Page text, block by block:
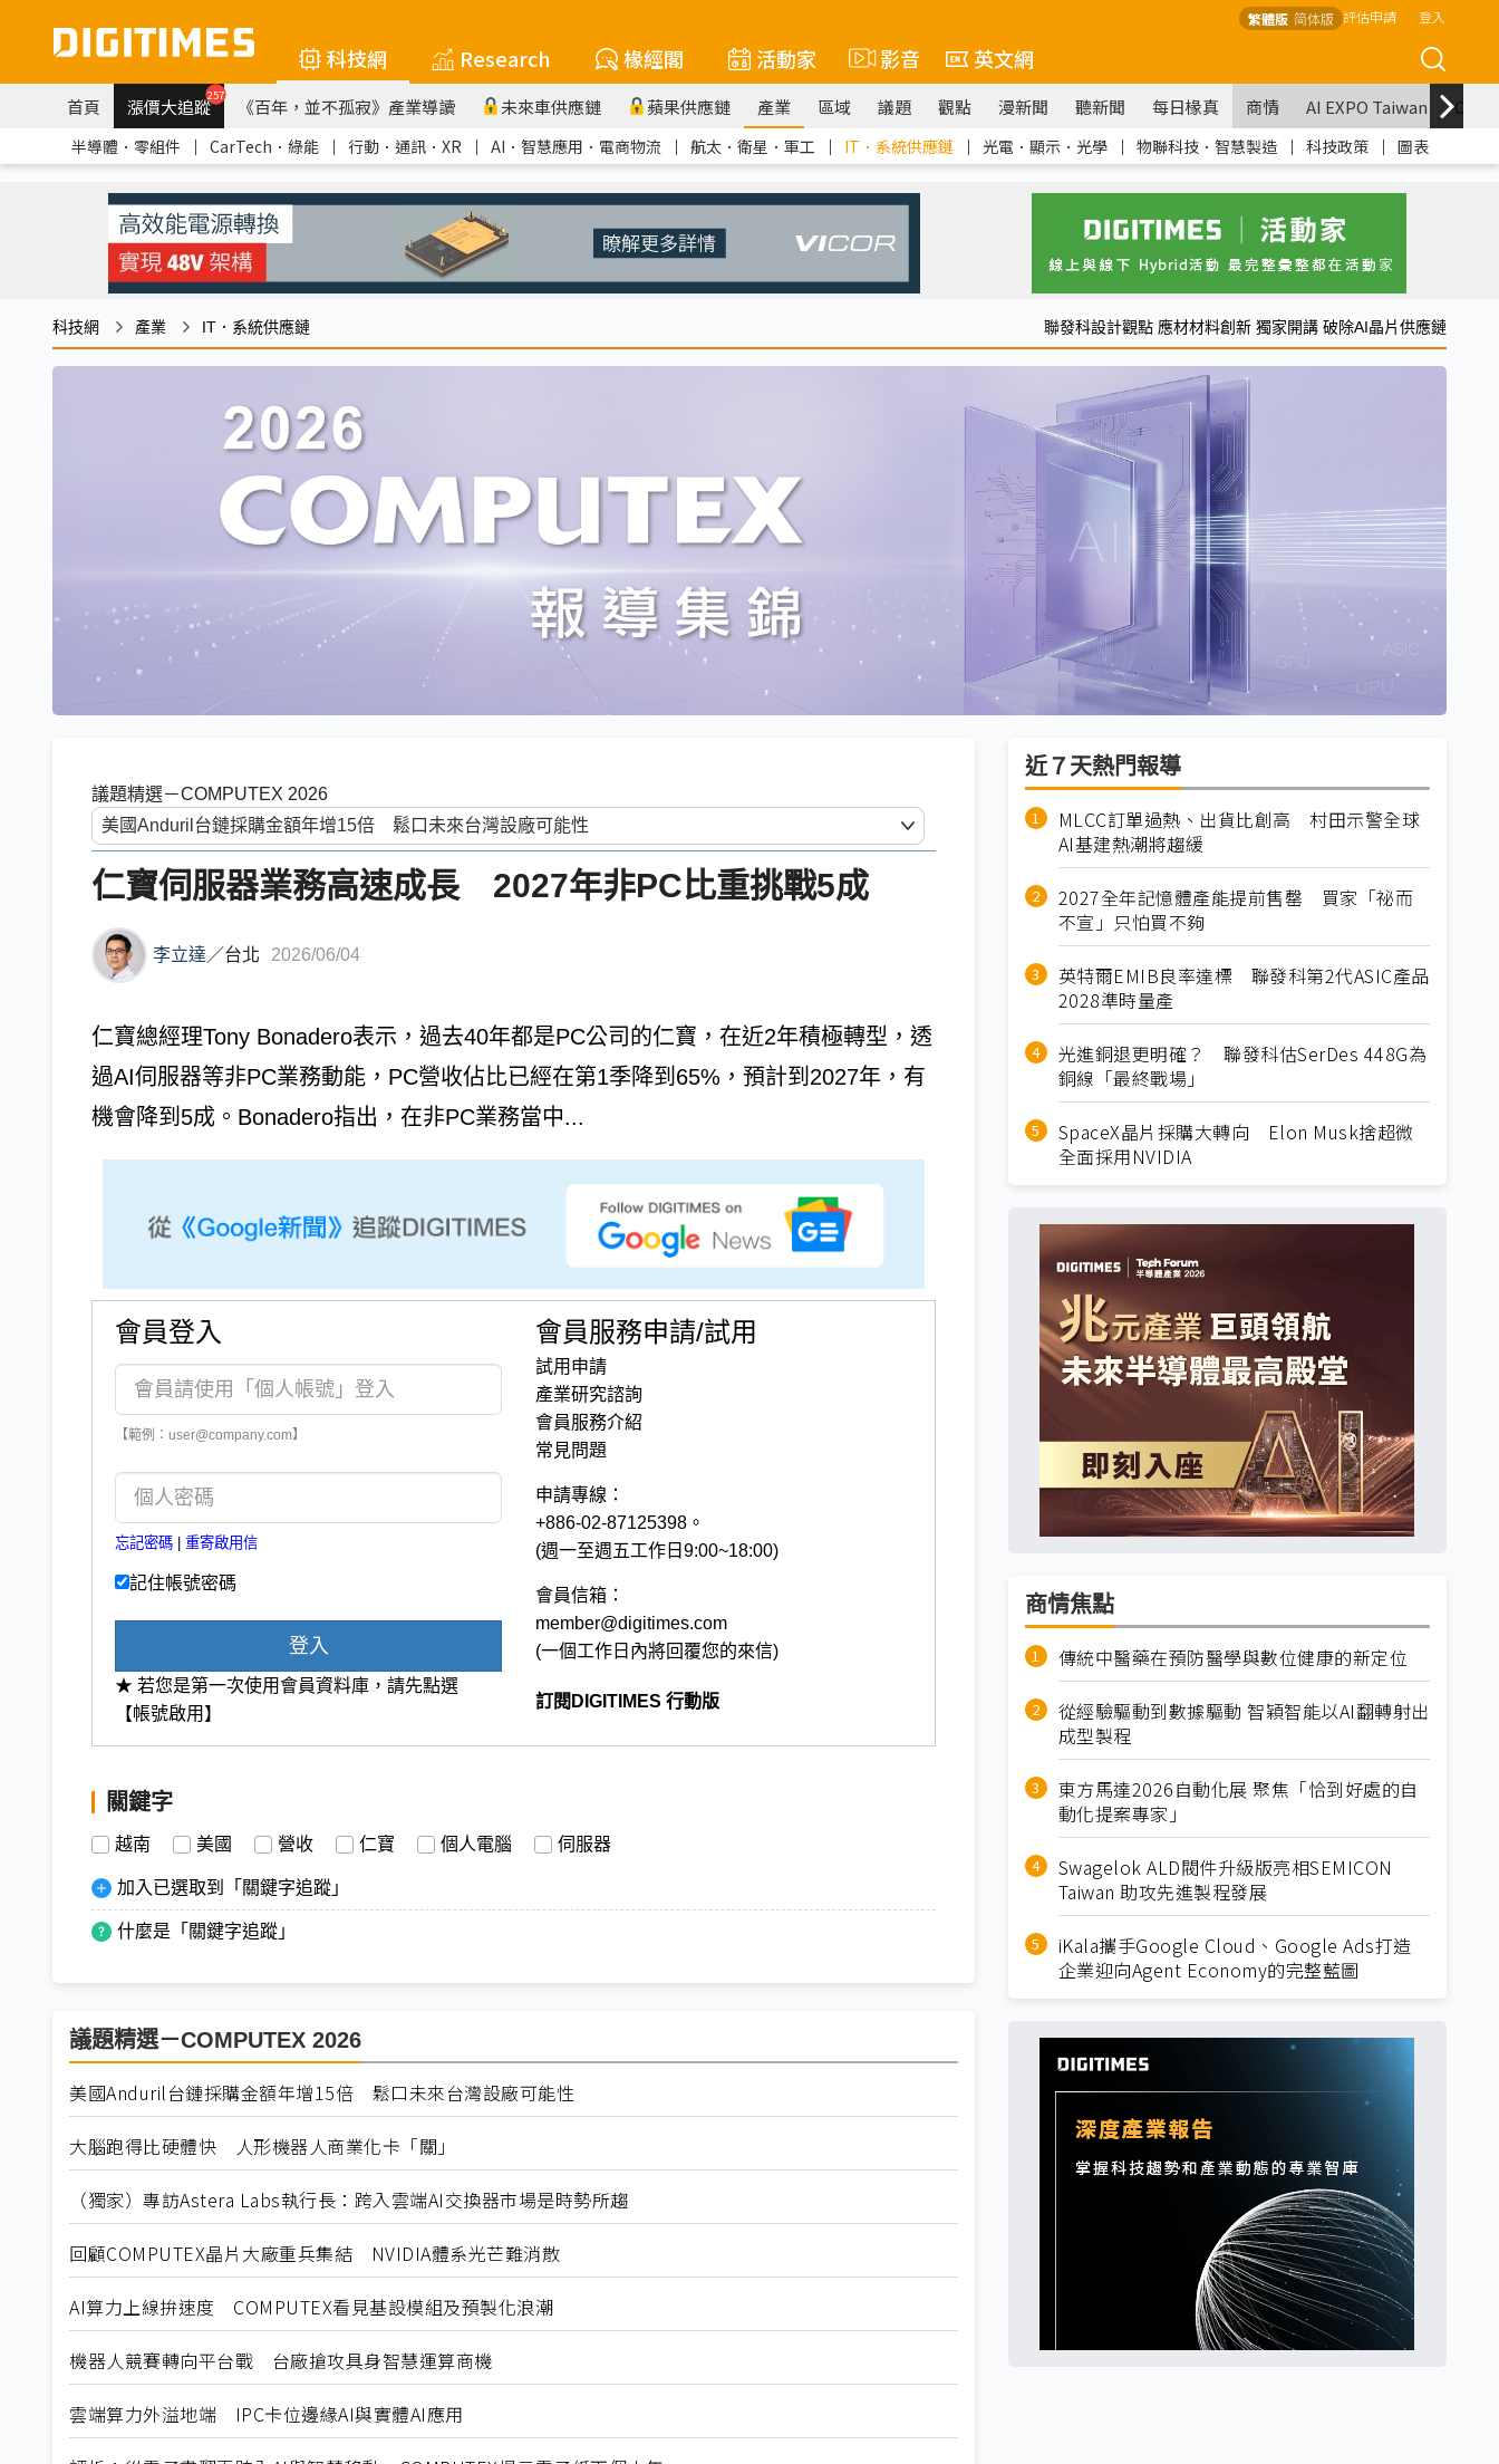
繁體版 简体版 評估申請 登入
科技網 Research 椽經閣 活動家 影音 英文網
首頁 漲價大追蹤257 《百年，並不孤寂》產業導讀 未來車供應鏈 蘋果供應鏈 產業 區域 議題 觀點 漫新聞 聽新聞 每日椽真 商情 AI EXPO Taiwan
半導體．零組件 ｜ CarTech．綠能 ｜ 行動．通訊．XR ｜ AI．智慧應用．電商物流 ｜ 航太．衛星．軍工 ｜ IT．系統供應鏈 ｜ 光電．顯示．光學 ｜ 物聯科技．智慧製造 ｜ 科技政策 ｜ 圖表
科技網 產業 IT．系統供應鏈 聯發科設計觀點 應材材料創新 獨家開講 破除AI晶片供應鏈
議題精選－COMPUTEX 2026
仁寶伺服器業務高速成長 2027年非PC比重挑戰5成
李立達 ／台北 2026/06/04
仁寶總經理Tony Bonadero表示，過去40年都是PC公司的仁寶，在近2年積極轉型，透
過AI伺服器等非PC業務動能，PC營收佔比已經在第1季降到65%，預計到2027年，有
機會降到5成。Bonadero指出，在非PC業務當中...
會員登入
【範例：user@company.com】
忘記密碼 重寄啟用信
記住帳號密碼
登入
★ 若您是第一次使用會員資料庫，請先點選
【帳號啟用】
會員服務申請/試用
試用申請
產業研究諮詢
會員服務介紹
常見問題
申請專線：
+886-02-87125398。
(週一至週五工作日9:00~18:00)
會員信箱：
member@digitimes.com
(一個工作日內將回覆您的來信)
訂閱DIGITIMES 行動版
關鍵字
越南 美國 營收 仁寶 個人電腦 伺服器
加入已選取到「關鍵字追蹤」
什麼是「關鍵字追蹤」
議題精選－COMPUTEX 2026
美國Anduril台鏈採購金額年增15倍 鬆口未來台灣設廠可能性
大腦跑得比硬體快 人形機器人商業化卡「關」
（獨家）專訪Astera Labs執行長：跨入雲端AI交換器市場是時勢所趨
回顧COMPUTEX晶片大廠重兵集結 NVIDIA體系光芒難消散
AI算力上線拚速度 COMPUTEX看見基設模組及預製化浪潮
機器人競賽轉向平台戰 台廠搶攻具身智慧運算商機
雲端算力外溢地端 IPC卡位邊緣AI與實體AI應用
近７天熱門報導
MLCC訂單過熱、出貨比創高 村田示警全球
AI基建熱潮將趨緩
2027全年記憶體產能提前售罄 買家「祕而
不宣」只怕買不夠
英特爾EMIB良率達標 聯發科第2代ASIC產品
2028準時量產
光進銅退更明確？ 聯發科估SerDes 448G為
銅線「最終戰場」
SpaceX晶片採購大轉向 Elon Musk捨超微
全面採用NVIDIA
商情焦點
傳統中醫藥在預防醫學與數位健康的新定位
從經驗驅動到數據驅動 智穎智能以AI翻轉射出
成型製程
東方馬達2026自動化展 聚焦「恰到好處的自
動化提案專家」
Swagelok ALD閥件升級版亮相SEMICON
Taiwan 助攻先進製程發展
iKala攜手Google Cloud、Google Ads打造
企業迎向Agent Economy的完整藍圖